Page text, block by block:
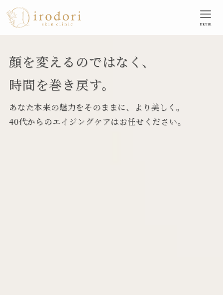
menu
顔を変えるのではなく、
時間を巻き戻す。
あなた本来の魅力をそのままに、より美しく。
40代からのエイジングケアはお任せください。